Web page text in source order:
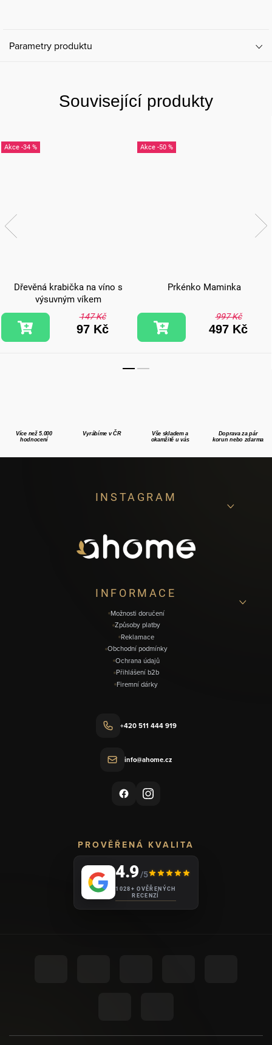
Parametry produktu
Související produkty
-34 %
Dřevěná krabička na víno s
výsuvným víkem
147 Kč
97 Kč
-50 %
Prkénko Maminka
997 Kč
497 Kč
Více než 5.000
hodnocení
Vyrábíme v ČR
Vše skladem a
okamžitě u vás
Doprava za pár
korun nebo zdarma
INSTAGRAM
INFORMACE
Možnosti doručení
Způsoby platby
Reklamace
Obchodní podmínky
Ochrana údajů
Přihlášení b2b
Firemní dárky
+420 511 444 919
info@ahome.cz
PROVĚŘENÁ KVALITA
4.9/5
1028+ OVĚŘENÝCH
RECENZÍ